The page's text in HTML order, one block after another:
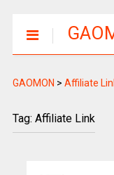
GAOMON > Affiliate
Tag: Affiliate Link